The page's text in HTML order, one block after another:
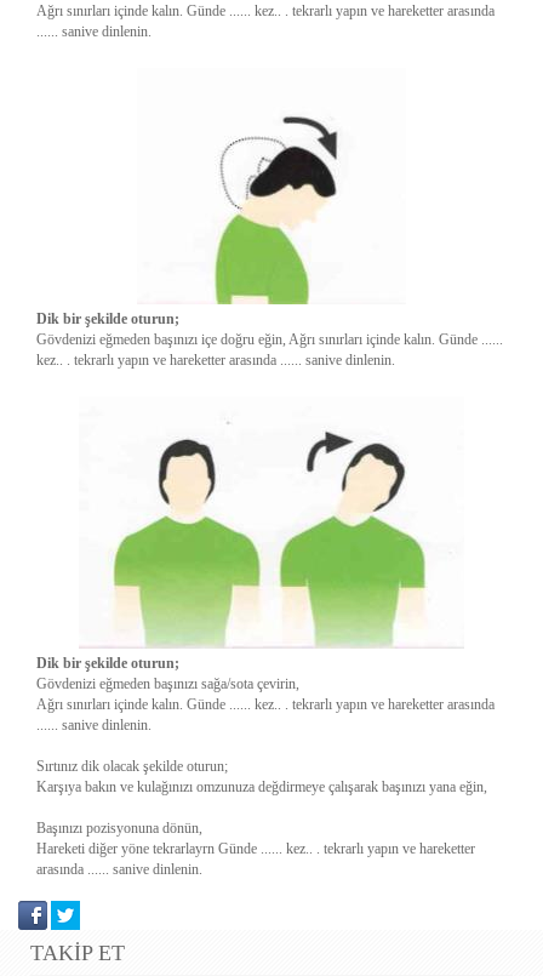
Ağrı sınırları içinde kalın. Günde ...... kez.. . tekrarlı yapın ve hareketter arasında
...... sanive dinlenin.
Dik bir şekilde oturun;
Gövdenizi eğmeden başınızı içe doğru eğin, Ağrı sınırları içinde kalın. Günde ......
kez.. . tekrarlı yapın ve hareketter arasında ...... sanive dinlenin.
Dik bir şekilde oturun;
Gövdenizi eğmeden başınızı sağa/sota çevirin,
Ağrı sınırları içinde kalın. Günde ...... kez.. . tekrarlı yapın ve hareketter arasında
...... sanive dinlenin.
Sırtınız dik olacak şekilde oturun;
Karşıya bakın ve kulağınızı omzunuza değdirmeye çalışarak başınızı yana eğin,
Başınızı pozisyonuna dönün,
Hareketi diğer yöne tekrarlayrn Günde ...... kez.. . tekrarlı yapın ve hareketter
arasında ...... sanive dinlenin.
TAKİP ET